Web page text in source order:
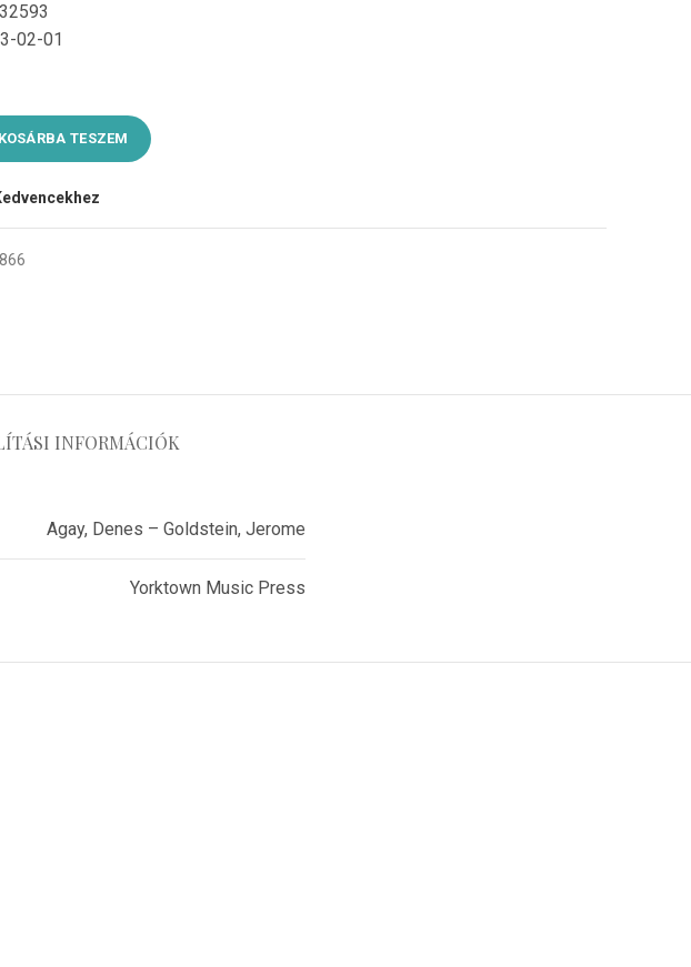
02-01
KOSÁRBA TESZEM
INFORMÁCIÓK
Agay, Denes – Goldstein, Jerome
Yorktown Music Press